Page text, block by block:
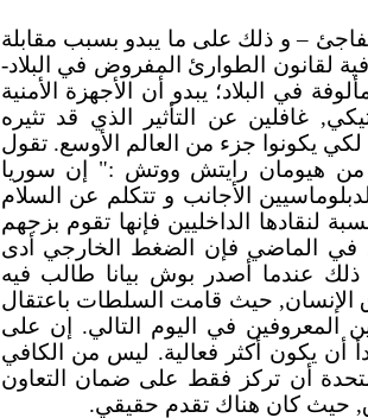
– و ذلك على ما يبدو بسبب مقابلة
لقانون الطوارئ المفروض في البلاد-
في البلاد؛ يبدو أن الأجهزة الأمنية
غافلين عن التأثير الذي قد تثيره
يكونوا جزء من العالم الأوسع. تقول
من هيومان رايتش ووتش :" إن سوريا
الأجانب و تتكلم عن السلام
لنقادها الداخليين فإنها تقوم بزجهم
الماضي فإن الضغط الخارجي أدى
ذلك عندما أصدر بوش بيانا طالب فيه
الإنسان, حيث قامت السلطات باعتقال
المعروفين في اليوم التالي. إن على
أن يكون أكثر فعالية. ليس من الكافي
أن تركز فقط على ضمان التعاون
حيث كان هناك تقدم حقيقي.